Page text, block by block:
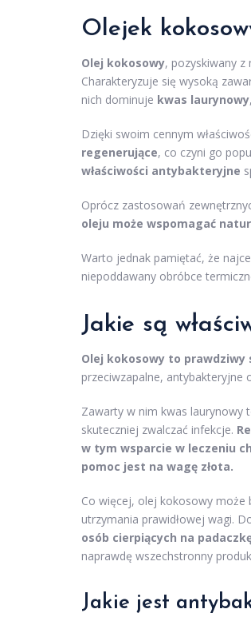
Olejek
Olej kokosowy, pozyskiwany
Charakteryzuje się wysoką
nich dominuje kwas laurynowy
Dzięki swoim cennym
regenerujące, co czyni go
właściwości antybakteryjne
Oprócz zastosowań
oleju może wspomagać
Warto jednak pamiętać, że
niepoddawany obróbce
Jakie są
Olej kokosowy to prawdziwy
przeciwzapalne, antybakteryjne
Zawarty w nim kwas laurynowy
skuteczniej zwalczać infekcje.
w tym wsparcie w leczeniu
pomoc jest na wagę złota.
Co więcej, olej kokosowy może
utrzymania prawidłowej wagi.
osób cierpiących na
naprawdę wszechstronny
Jakie jest